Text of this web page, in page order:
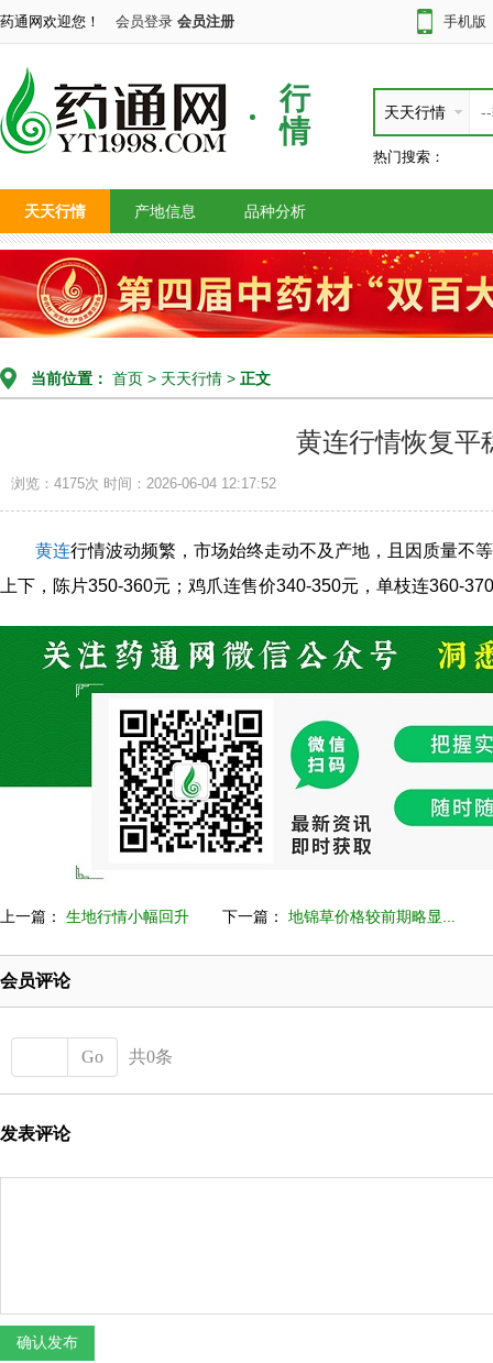
药通网欢迎您！ 会员登录 会员注册 手机版
行
情
天天行情
热门搜索：
天天行情 产地信息 品种分析
当前位置： 首页 > 天天行情 > 正文
黄连行情恢复平
浏览：4175次 时间：2026-06-04 12:17:52
黄连行情波动频繁，市场始终走动不及产地，且因质量不
上下，陈片350-360元；鸡爪连售价340-350元，单枝连360-
上一篇： 生地行情小幅回升 下一篇： 地锦草价格较前期略显...
会员评论
Go 共0条
发表评论